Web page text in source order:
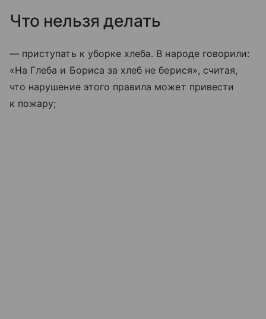
Что нельзя делать
— приступать к уборке хлеба. В народе говорили:
«На Глеба и Бориса за хлеб не берися», считая,
что нарушение этого правила может привести
к пожару;